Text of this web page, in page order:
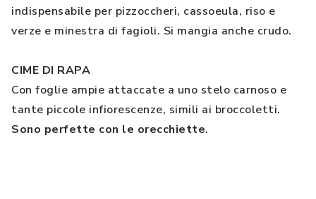
indispensabile per pizzoccheri, cassoeula, riso e
verze e minestra di fagioli. Si mangia anche crudo.
CIME DI RAPA
Con foglie ampie attaccate a uno stelo carnoso e
tante piccole infiorescenze, simili ai broccoletti.
Sono perfette con le orecchiette.